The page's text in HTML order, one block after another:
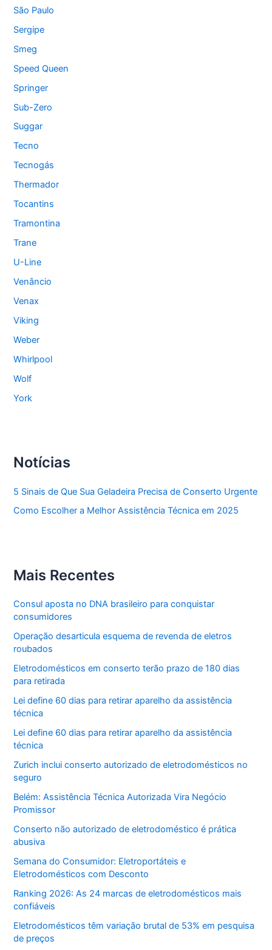
São Paulo
Sergipe
Smeg
Speed Queen
Springer
Sub-Zero
Suggar
Tecno
Tecnogás
Thermador
Tocantins
Tramontina
Trane
U-Line
Venâncio
Venax
Viking
Weber
Whirlpool
Wolf
York
Notícias
5 Sinais de Que Sua Geladeira Precisa de Conserto Urgente
Como Escolher a Melhor Assistência Técnica em 2025
Mais Recentes
Consul aposta no DNA brasileiro para conquistar
consumidores
Operação desarticula esquema de revenda de eletros
roubados
Eletrodomésticos em conserto terão prazo de 180 dias
para retirada
Lei define 60 dias para retirar aparelho da assistência
técnica
Lei define 60 dias para retirar aparelho da assistência
técnica
Zurich inclui conserto autorizado de eletrodomésticos no
seguro
Belém: Assistência Técnica Autorizada Vira Negócio
Promissor
Conserto não autorizado de eletrodoméstico é prática
abusiva
Semana do Consumidor: Eletroportáteis e
Eletrodomésticos com Desconto
Ranking 2026: As 24 marcas de eletrodomésticos mais
confiáveis
Eletrodomésticos têm variação brutal de 53% em pesquisa
de preços